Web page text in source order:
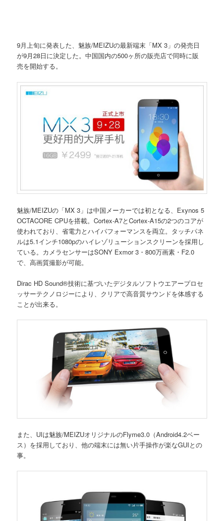
9月上旬に発表した、魅族/MEIZUの最新端末「MX 3」の発売日
が9月28日に決定した。中国国内の500ヶ所の販売店で同時に販
売を開始する。
魅族/MEIZUの「MX 3」は中国メーカーでは初となる、Exynos 5
OCTACORE CPUを搭載。Cortex-A7とCortex-A15の2つのコアが
使われており、省電力とハイパフォーマンスを両立。タッチパネ
ルは5.1インチ1080pのハイレゾリューションスクリーンを採用し
ている。カメラセンサーはSONY Exmor 3・800万画素・F2.0
で、高画質撮影が可能。
Dirac HD Sound®技術に基づいたデジタルソフトウエアープロセ
ッサーテクノロジーにより、クリアで高音質サウンドを体感する
ことが出来る。
また、UIは魅族/MEIZUオリジナルのFlyme3.0（Android4.2ベー
ス）を採用しており、他の端末には無い片手操作が楽なGUIとの
事。